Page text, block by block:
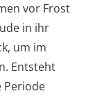
vor Frost
in ihr
um im
Entsteht
Periode